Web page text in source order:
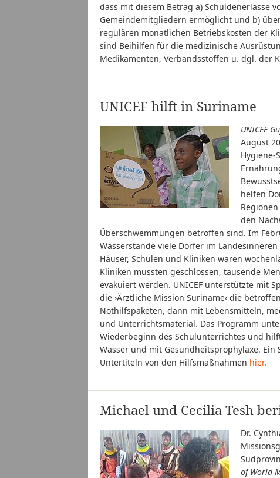
dass mit diesem Betrag a) Schuldenerlasse
Gemeindemitgliedern ermöglicht und b)
regulären monatlichen Betriebskosten der
sind Beihilfen für die medizinische
Medikamenten, Verbandsstoffen u. dgl. der
UNICEF hilft in Suriname
UNICEF
August
Hygiene-
helfen
den
Überschwemmungen betroffen sind. Im
Wasserstände viele Dörfer im
Häuser, Schulen und Kliniken waren
Kliniken mussten geschlossen, tausende
evakuiert werden. UNICEF unterstützte mit
die ›Ärztliche Mission Suriname‹ die
Nothilfspaketen, dann mit Lebensmitteln,
und Unterrichtsmaterial. Das Programm
Wiederbeginn des Schulunterrichtes und
Wasser und mit Gesundheitsprophylaxe.
Untertiteln von den Hilfsmaßnahmen hier.
Michael und Cecilia Tesh
Dr.
of World